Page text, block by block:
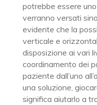
potrebbe essere
verranno versati
evidente che la
verticale e
disposizione ai vari
coordinamento dei
paziente dall’uno
una soluzione,
significa aiutarlo a